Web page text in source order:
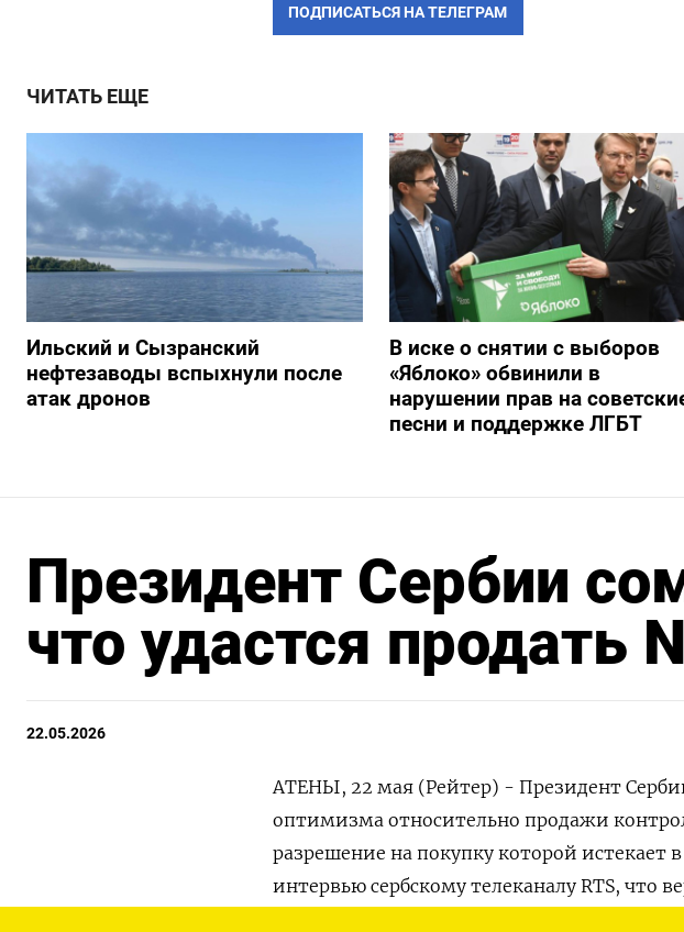
ПОДПИСАТЬСЯ НА ТЕЛЕГРАМ
ЧИТАТЬ ЕЩЕ
Ильский и Сызранский
нефтезаводы вспыхнули после
атак дронов
В иске о снятии с выборов
«Яблоко» обвинили в
нарушении прав на
песни и поддержке ЛГБТ
Президент Сербии
что удастся продать
22.05.2026
АТЕНЫ, 22 мая (Рейтер) - Президент
оптимизма относительно продажи
разрешение на покупку которой истекает
интервью сербскому телеканалу ⁠RTS, что